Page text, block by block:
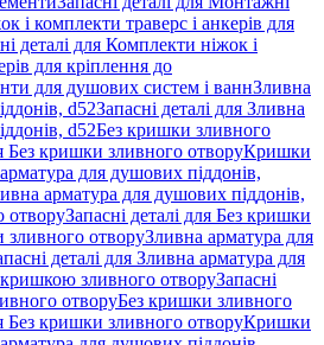
і комплекти траверс і анкерів для
деталі для Комплекти ніжок і
для кріплення до
для душових систем і ваннЗливна
d52Запасні деталі для Зливна
d52Без кришки зливного
Без кришки зливного отворуКришки
для душових піддонів,
арматура для душових піддонів,
отворуЗапасні деталі для Без кришки
отворуЗливна арматура для
деталі для Зливна арматура для
зливного отворуЗапасні
отворуБез кришки зливного
Без кришки зливного отворуКришки